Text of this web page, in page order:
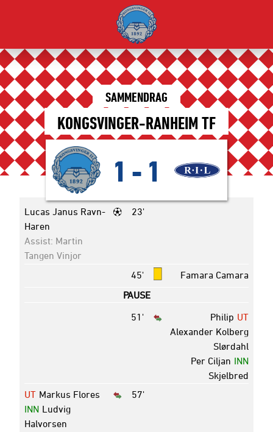
SAMMENDRAG
KONGSVINGER-RANHEIM TF
1 - 1
23'
Lucas Janus Ravn-
Haren
Assist: Martin
Tangen Vinjor
45'
Famara Camara
PAUSE
51' UT
Philip
Alexander Kolberg
Slørdahl
INN
Per Ciljan
Skjelbred
57'
UT Markus Flores
INN Ludvig
Halvorsen